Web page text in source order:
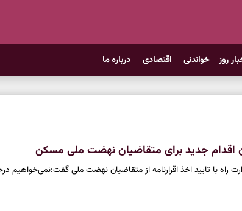
روز خواندنی اقتصادی درباره ما
اقدام جدید برای متقاضیان نهضت ملی مسکن
راه با تایید اخذ اقرارنامه از متقاضیان نهضت ملی